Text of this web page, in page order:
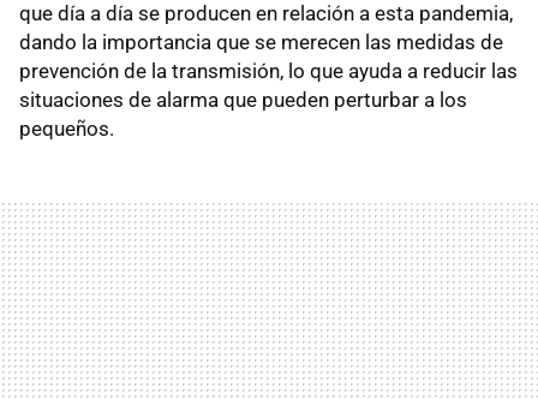
que día a día se producen en relación a esta pandemia,
dando la importancia que se merecen las medidas de
prevención de la transmisión, lo que ayuda a reducir las
situaciones de alarma que pueden perturbar a los
pequeños.